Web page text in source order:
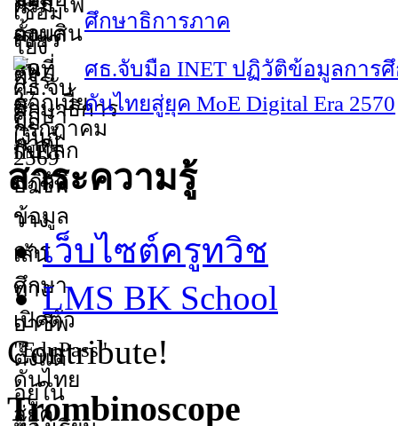
ศึกษาธิการภาค
ศธ.จับมือ INET ปฏิวัติข้อมูลการศึ
ดันไทยสู่ยุค MoE Digital Era 2570
สาระความรู้
เว็บไซต์ครูทวิช
LMS BK School
Contribute!
Trombinoscope